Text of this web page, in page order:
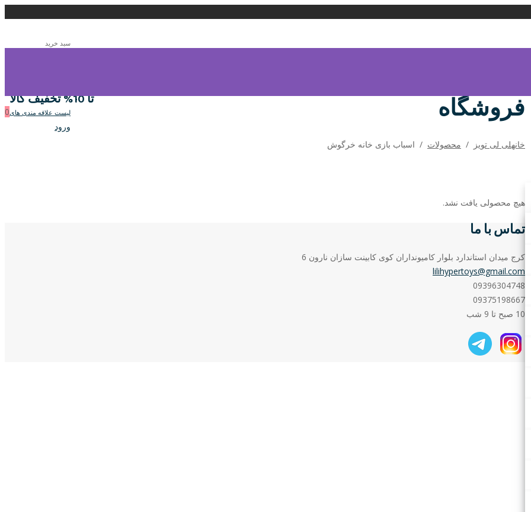
سبد خرید
لیست علاقه مندی های0
ورود
تا 10% تخفیف کالا فروشگاه
خانهلی لی تویز / محصولات / اسباب بازی خانه خرگوش
هیچ محصولی یافت نشد.
تماس با ما
کرج میدان استاندارد بلوار کامیونداران کوی کابینت سازان نارون 6
lilihypertoys@gmail.com
09396304748
09375198667
10 صبح تا 9 شب